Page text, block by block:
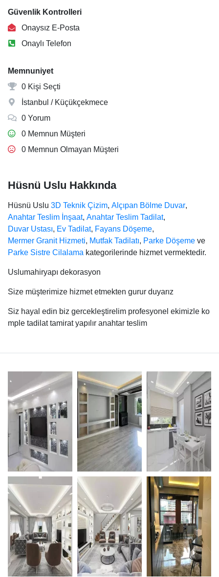
Güvenlik Kontrolleri
Onaysız E-Posta
Onaylı Telefon
Memnuniyet
0 Kişi Seçti
İstanbul / Küçükçekmece
0 Yorum
0 Memnun Müşteri
0 Memnun Olmayan Müşteri
Hüsnü Uslu Hakkında
Hüsnü Uslu 3D Teknik Çizim, Alçıpan Bölme Duvar,
Anahtar Teslim İnşaat, Anahtar Teslim Tadilat,
Duvar Ustası, Ev Tadilat, Fayans Döşeme,
Mermer Granit Hizmeti, Mutfak Tadilatı, Parke Döşeme ve
Parke Sistre Cilalama kategorilerinde hizmet vermektedir.
Uslumahiryapı dekorasyon
Size müşterimize hizmet etmekten gurur duyarız
Siz hayal edin biz gercekleştirelim profesyonel ekimizle ko
mple tadilat tamirat yapılır anahtar teslim